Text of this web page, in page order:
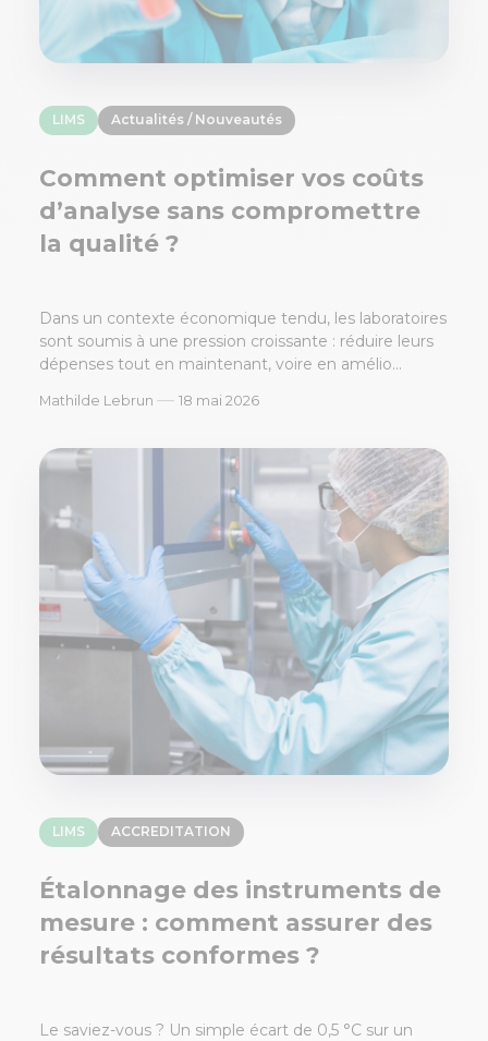
LIMS Actualités / Nouveautés
Comment optimiser vos coûts
d’analyse sans compromettre
la qualité ?
Dans un contexte économique tendu, les laboratoires
sont soumis à une pression croissante : réduire leurs
dépenses tout en maintenant, voire en amélio...
Mathilde Lebrun — 18 mai 2026
LIMS ACCREDITATION
Étalonnage des instruments de
mesure : comment assurer des
résultats conformes ?
Le saviez-vous ? Un simple écart de 0,5 °C sur un